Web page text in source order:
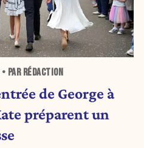
• PAR RÉDACTION
de George à
préparent un